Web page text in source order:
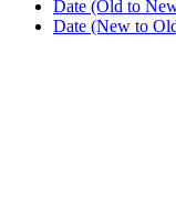
Date (Old to
Date (New to